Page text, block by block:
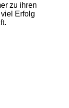
zu ihren
Erfolg